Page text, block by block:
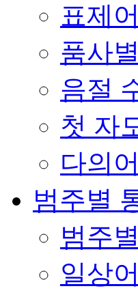
표제
품사
음절
첫 자
다의
범주별
범주
일상